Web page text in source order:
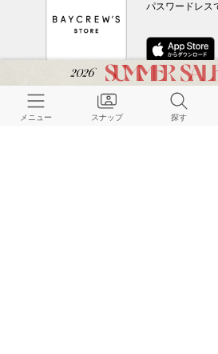
パスワードレス
CUSTOMER
メニュー スナップ 探す